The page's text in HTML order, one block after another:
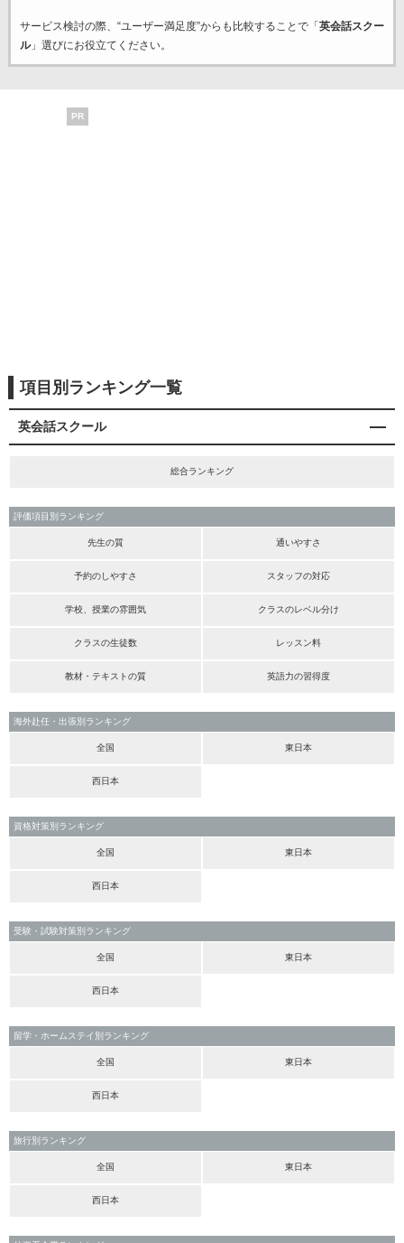
サービス検討の際、“ユーザー満足度”からも比較することで「 英会話スクー
ル」選びにお役立てください。
PR
項目別ランキング一覧
英会話スクール
総合ランキング
評価項目別ランキング
先生の質 通いやすさ
予約のしやすさ スタッフの対応
学校、授業の雰囲気 クラスのレベル分け
クラスの生徒数 レッスン料
教材・テキストの質 英語力の習得度
海外赴任・出張別ランキング
全国 東日本
西日本
資格対策別ランキング
全国 東日本
西日本
受験・試験対策別ランキング
全国 東日本
西日本
留学・ホームステイ別ランキング
全国 東日本
西日本
旅行別ランキング
全国 東日本
西日本